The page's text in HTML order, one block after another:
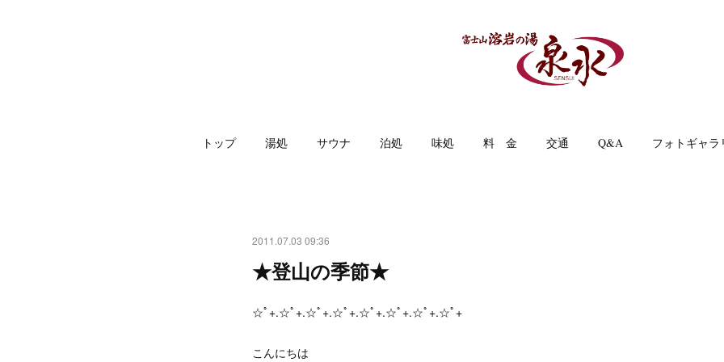
トップ 湯処 サウナ 泊処 味処 料 金 交通 Q&A フォトギャラ
2011.07.03 09:36
★登山の季節★
☆ﾟ+.☆ﾟ+.☆ﾟ+.☆ﾟ+.☆ﾟ+.☆ﾟ+.☆ﾟ+.☆ﾟ+
こんにちは